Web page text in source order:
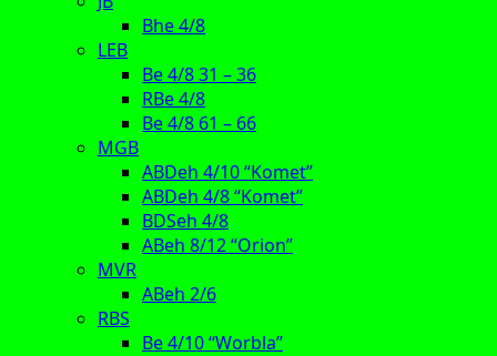
Bhe 4/8
LEB
Be 4/8 31 – 36
RBe 4/8
Be 4/8 61 – 66
MGB
ABDeh 4/10 “Komet”
ABDeh 4/8 “Komet”
BDSeh 4/8
ABeh 8/12 “Orion”
MVR
ABeh 2/6
RBS
Be 4/10 “Worbla”